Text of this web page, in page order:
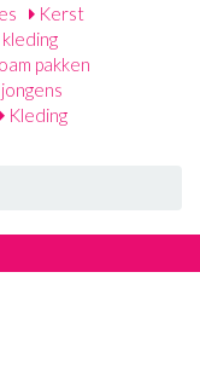
Kerst
pakken
Kleding